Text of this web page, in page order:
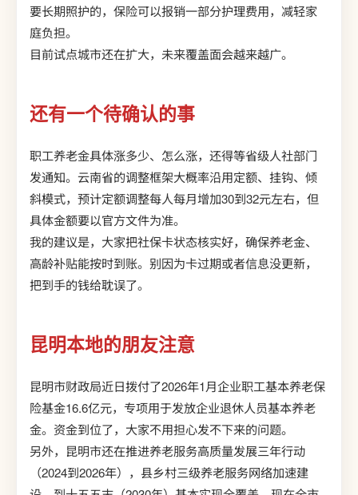
要长期照护的，保险可以报销一部分护理费用，减轻家
庭负担。
目前试点城市还在扩大，未来覆盖面会越来越广。
还有一个待确认的事
职工养老金具体涨多少、怎么涨，还得等省级人社部门
发通知。云南省的调整框架大概率沿用定额、挂钩、倾
斜模式，预计定额调整每人每月增加30到32元左右，但
具体金额要以官方文件为准。
我的建议是，大家把社保卡状态核实好，确保养老金、
高龄补贴能按时到账。别因为卡过期或者信息没更新，
把到手的钱给耽误了。
昆明本地的朋友注意
昆明市财政局近日拨付了2026年1月企业职工基本养老保
险基金16.6亿元，专项用于发放企业退休人员基本养老
金。资金到位了，大家不用担心发不下来的问题。
另外，昆明市还在推进养老服务高质量发展三年行动
（2024到2026年），县乡村三级养老服务网络加速建